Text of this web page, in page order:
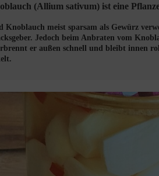
(Allium sativum) ist eine
Knoblauch meist sparsam als Gewürz
Jedoch beim Anbraten vom
er außen schnell und bleibt innen